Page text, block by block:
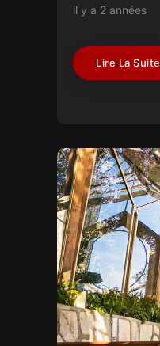
il y a 2 années
Lire La Suite